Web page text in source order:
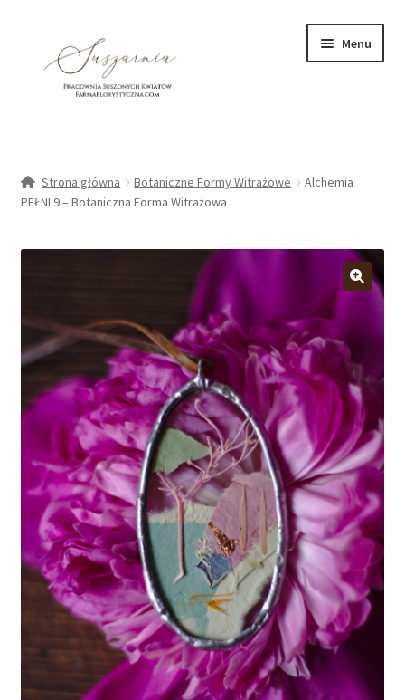
nawigacji
Menu
KURSY/warsztaty
Rozwiń
BOTANICZNE FORMY WITRAŻOWE
O NAS
Strona główna Botaniczne Formy Witrażowe
Alchemia
PEŁNI 9 – Botaniczna Forma Witrażowa